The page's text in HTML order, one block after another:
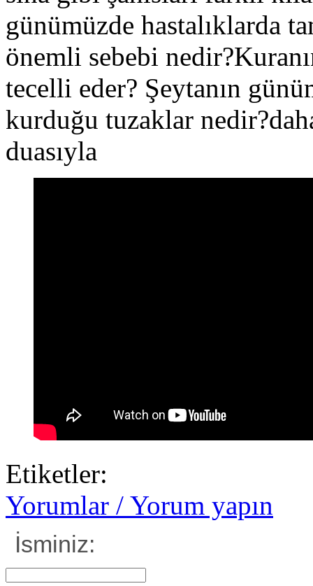
günümüzde hastalıklarda
önemli sebebi
tecelli eder? Şeytanın
kurduğu tuzaklar
duasıyla
Etiketler:
Yorumlar / Yorum yapın
İsminiz: